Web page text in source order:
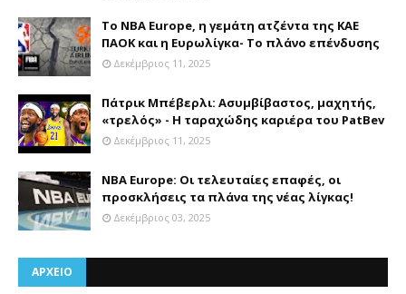
Το NBA Europe, η γεμάτη ατζέντα της ΚΑΕ
ΠΑΟΚ και η Ευρωλίγκα- Το πλάνο επένδυσης
Δεκέμβριος 11, 2025
Πάτρικ Μπέβερλι: Ασυμβίβαστος, μαχητής,
«τρελός» - Η ταραχώδης καριέρα του PatBev
Δεκέμβριος 11, 2025
NBA Europe: Οι τελευταίες επαφές, οι
προσκλήσεις τα πλάνα της νέας λίγκας!
Δεκέμβριος 03, 2025
ΑΡΧΕΙΟ